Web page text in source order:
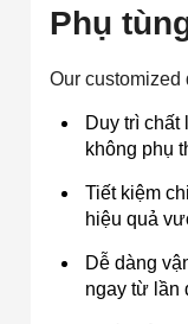
Phụ
Our customized
Duy trì
không phụ
Tiết kiệm
hiệu quả
Dễ dàng
ngay từ lần